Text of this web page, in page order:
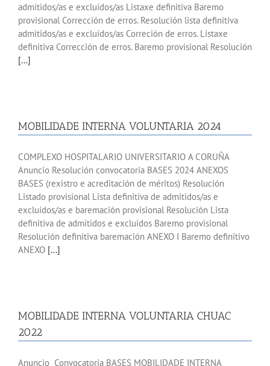
admitidos/as e excluídos/as Listaxe definitiva Baremo
provisional Corrección de erros. Resolución lista definitiva
admitidos/as e excluídos/as Correción de erros. Listaxe
definitiva Corrección de erros. Baremo provisional Resolución
[...]
MOBILIDADE INTERNA VOLUNTARIA 2024
COMPLEXO HOSPITALARIO UNIVERSITARIO A CORUÑA
Anuncio Resolución convocatoria BASES 2024 ANEXOS
BASES (rexistro e acreditación de méritos) Resolución
Listado provisional Lista definitiva de admitidos/as e
excluídos/as e baremación provisional Resolución Lista
definitiva de admitidos e excluidos Baremo provisional
Resolución definitiva baremación ANEXO I Baremo definitivo
ANEXO [...]
MOBILIDADE INTERNA VOLUNTARIA CHUAC
2022
Anuncio Convocatoria BASES MOBILIDADE INTERNA